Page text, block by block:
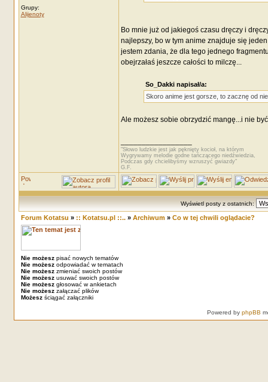
Grupy:
Alijenoty
Bo mnie już od jakiegoś czasu dręczy i
najlepszy, bo w tym anime znajduje się
jestem zdania, że dla tego jednego
obejrzałaś jeszcze całości to milczę...
So_Dakki napisał/a:
Skoro anime jest gorsze, to zacznę od
Ale możesz sobie obrzydzić mangę...i nie
"Słowo ludzkie jest jak pęknięty kocioł, na którym
Wygrywamy melodie godne tańczącego niedźwiedzia,
Podczas gdy chcielibyśmy wzruszyć gwiazdy"
G.F.
Wyświetl posty z ostatnich:
Forum Kotatsu » :: Kotatsu.pl ::..» Archiwum» Co w tej chwili oglądacie?
Nie możeszpisać nowych tematów
Nie możeszodpowiadać w tematach
Nie możeszzmieniać swoich postów
Nie możeszusuwać swoich postów
Nie możeszgłosować w ankietach
Nie możeszzałączać plików
Możeszściągać załączniki
Powered by phpBB